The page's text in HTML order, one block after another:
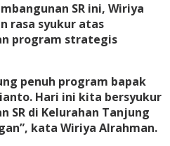
SR ini, Wiriya
rasa syukur atas
program strategis
penuh program bapak
Hari ini kita bersyukur
SR di Kelurahan Tanjung
kata Wiriya Alrahman.